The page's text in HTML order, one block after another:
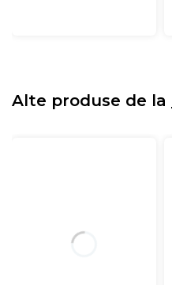
Alte produse de la